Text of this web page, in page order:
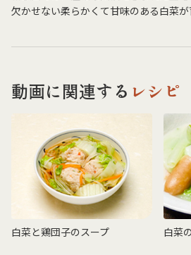
欠かせない柔らかくて甘味のある白菜が
動画に関連する レシピ
白菜と鶏団子のスープ 白菜